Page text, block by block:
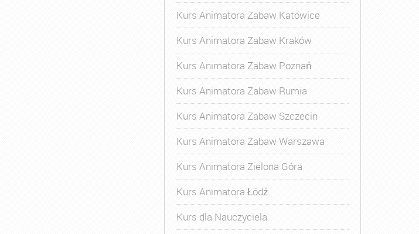
Kurs Animatora Zabaw Katowice
Kurs Animatora Zabaw Kraków
Kurs Animatora Zabaw Poznań
Kurs Animatora Zabaw Rumia
Kurs Animatora Zabaw Szczecin
Kurs Animatora Zabaw Warszawa
Kurs Animatora Zielona Góra
Kurs Animatora Łódź
Kurs dla Nauczyciela